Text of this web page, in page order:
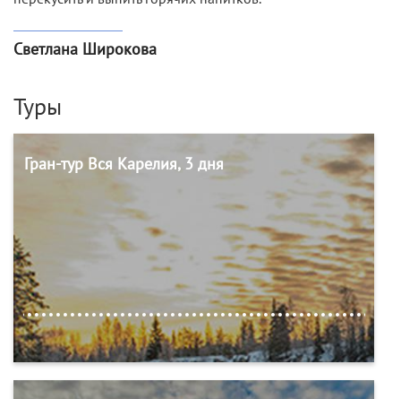
Светлана Широкова
Туры
Гран-тур Вся Карелия, 3 дня